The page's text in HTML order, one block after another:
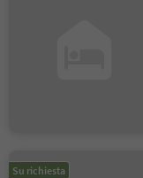
Su richiesta